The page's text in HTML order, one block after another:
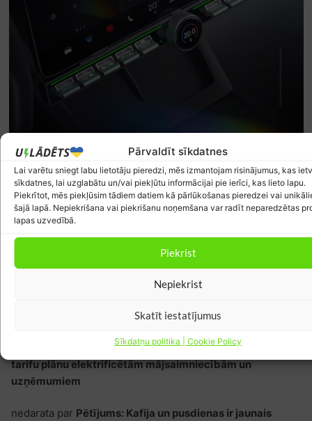
Pārvaldīt sīkdatnes
Lai varētu sniegt labu lietotāju pieredzi, mēs izmantojam risinājumus, kas
sīkdatnes, lai uzglabātu un/vai piekļūtu informācijai pie ierīci, kas lieto lapu.
Piekrītot, mēs piekļūsim tādiem datiem kā pārlūkošanas pieredzei vai
šajā lapā. Nepiekrišana vai piekrišanu noņemšana var radīt neparedzētas
lapas uzvedībā.
Piekrist
Nepiekrist
Skatīt iestatījumus
Sīkdatņu politika | Cookie Policy
Jaunākie komentāri
Priekšlikumi elektroauto atbalstam: Kā
padarīt valsts subsīdijas taisnīgākas un efektīvākas
jaunais elektroauto uzlādes standarts
Sadales tīkls no 2027. gada ieviesīs jaunu
tarifu plānu elektrificētām mājsaimniecībām un
uzņēmumiem
nedarata par Pētījums: Kafija un pusdienas ir jaunais